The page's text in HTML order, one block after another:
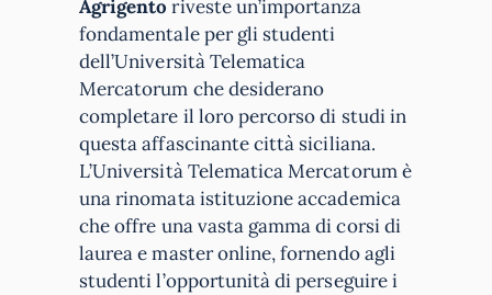
Agrigento riveste un’importanza
fondamentale per gli studenti
dell’Università Telematica
Mercatorum che desiderano
completare il loro percorso di studi in
questa affascinante città siciliana.
L’Università Telematica Mercatorum è
una rinomata istituzione accademica
che offre una vasta gamma di corsi di
laurea e master online, fornendo agli
studenti l’opportunità di perseguire i